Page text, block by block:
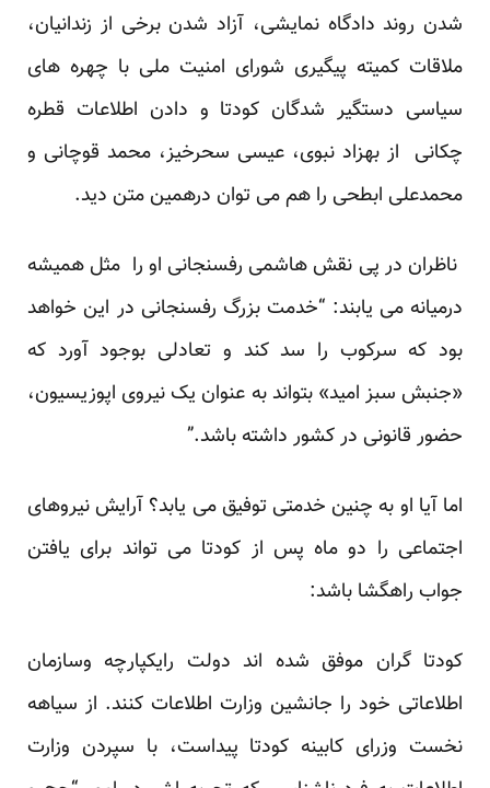
شدن روند دادگاه نمایشی، آزاد شدن برخی از زندانیان،
ملاقات کمیته پیگیری شورای امنیت ملی با چهره های
سیاسی دستگیر شدگان کودتا و دادن اطلاعات قطره
چکانی از بهزاد نبوی، عیسی سحرخیز، محمد قوچانی و
محمدعلی ابطحی را هم می توان درهمین متن دید.
ناظران در پی نقش هاشمی رفسنجانی او را مثل همیشه
درمیانه می یابند: “خدمت بزرگ رفسنجانی در این خواهد
بود که سرکوب را سد کند و تعادلی بوجود آورد که
«جنبش سبز امید» بتواند به عنوان یک نیروی اپوزیسیون،
حضور قانونی در کشور داشته باشد.”
اما آیا او به چنین خدمتی توفیق می یابد؟ آرایش نیروهای
اجتماعی را دو ماه پس از کودتا می تواند برای یافتن
جواب راهگشا باشد:
کودتا گران موفق شده اند دولت رایکپارچه وسازمان
اطلاعاتی خود را جانشین وزارت اطلاعات کنند. از سیاهه
نخست وزرای کابینه کودتا پیداست، با سپردن وزارت